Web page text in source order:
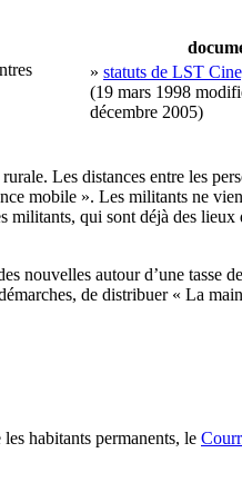
» statuts de LST
(19 mars 1998
décembre 2005)
Les distances entre les
mobile ». Les militants ne
militants, qui sont déjà des lieux
nouvelles autour d’une tasse
de distribuer « La
habitants permanents, le